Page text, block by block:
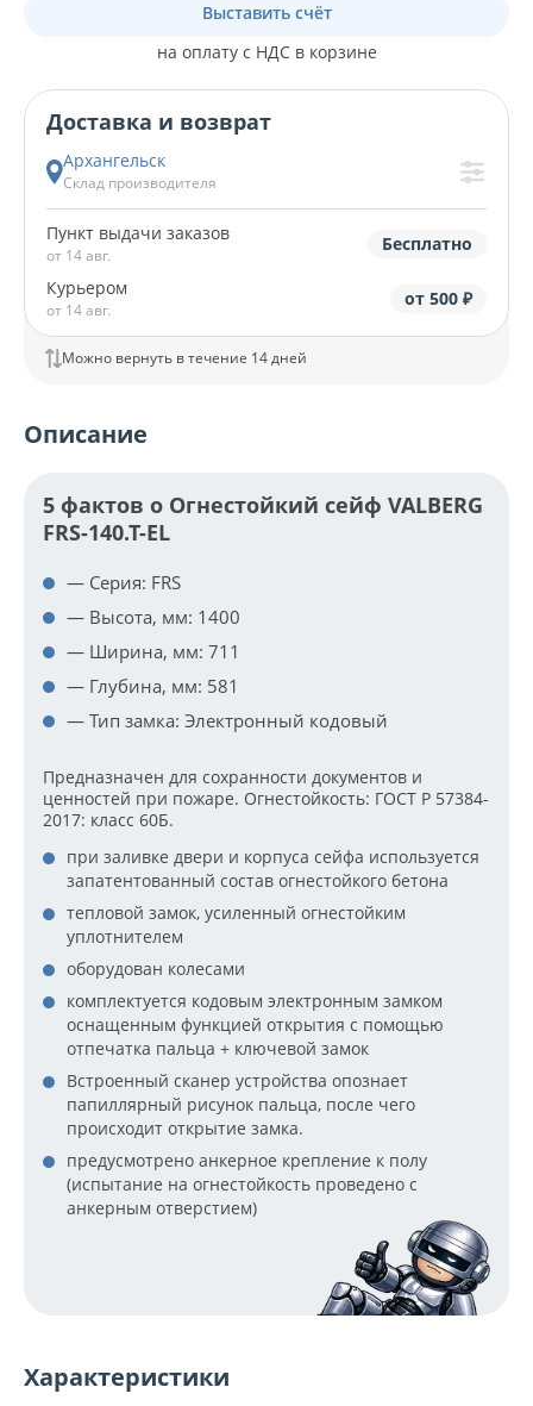
Выставить счёт
на оплату с НДС в корзине
Доставка и возврат
Архангельск
Склад производителя
Пункт выдачи заказов
от 14 авг.
Бесплатно
Курьером
от 14 авг.
от 500 ₽
Можно вернуть в течение 14 дней
Описание
5 фактов о Огнестойкий сейф VALBERG
FRS-140.T-EL
— Серия: FRS
— Высота, мм: 1400
— Ширина, мм: 711
— Глубина, мм: 581
— Тип замка: Электронный кодовый
Предназначен для сохранности документов и
ценностей при пожаре. Огнестойкость: ГОСТ Р 57384-
2017: класс 60Б.
при заливке двери и корпуса сейфа используется
запатентованный состав огнестойкого бетона
тепловой замок, усиленный огнестойким
уплотнителем
оборудован колесами
комплектуется кодовым электронным замком
оснащенным функцией открытия с помощью
отпечатка пальца + ключевой замок
Встроенный сканер устройства опознает
папиллярный рисунок пальца, после чего
происходит открытие замка.
предусмотрено анкерное крепление к полу
(испытание на огнестойкость проведено с
анкерным отверстием)
Характеристики